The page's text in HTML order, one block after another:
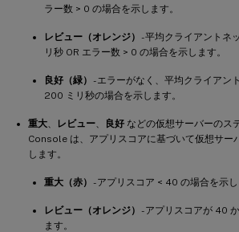
ラー数 > 0 の場合を示します。
レビュー（オレンジ） - 平均クライアントネ
リ秒 OR エラー数 > 0 の場合を示します。
良好（緑） - エラーがなく、平均クライアン
200 ミリ秒の場合を示します。
重大 レビュー 良好 などの仮想サーバーの
Console は、アプリスコアに基づいて仮想サー
します。
重大（赤） - アプリスコア < 40 の場合を示し
レビュー（オレンジ） - アプリスコアが 40
ます。